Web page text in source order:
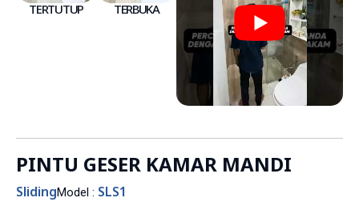
TERTUTUP TERBUKA
PINTU GESER KAMAR MANDI
SlidingModel : SLS1